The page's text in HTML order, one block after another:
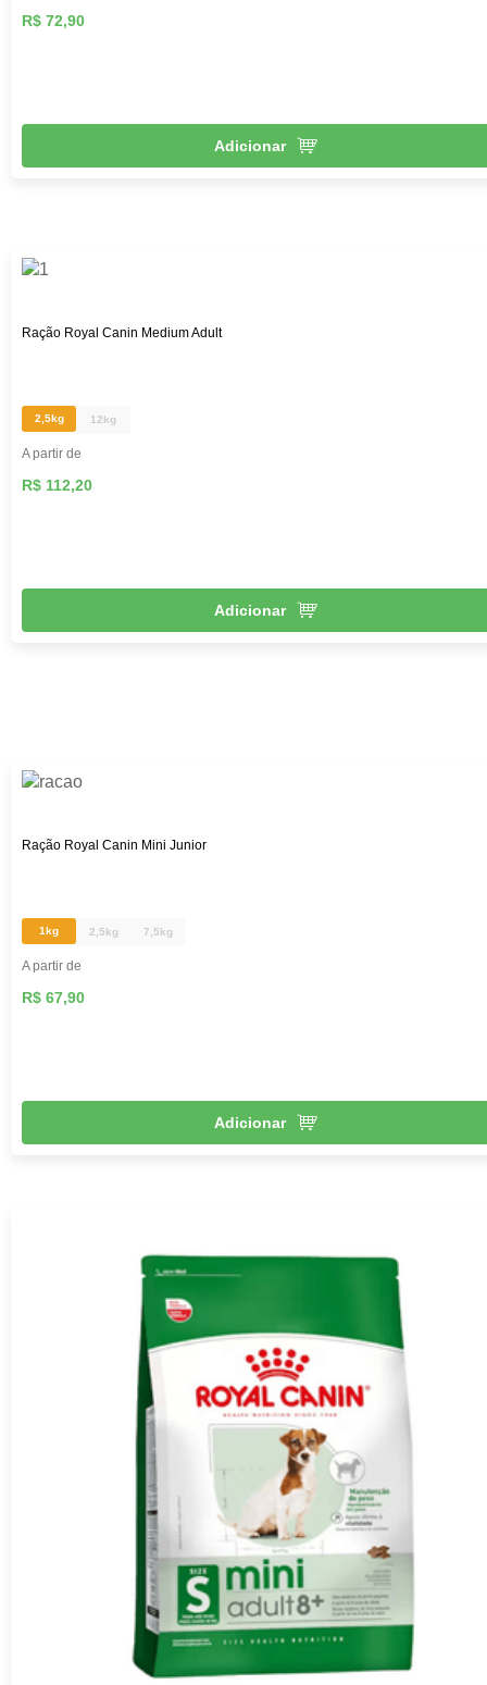
R$ 72,90
Adicionar
Ração Royal Canin Medium Adult
2,5kg 12kg
A partir de
R$ 112,20
Adicionar
Ração Royal Canin Mini Junior
1kg 2,5kg 7,5kg
A partir de
R$ 67,90
Adicionar